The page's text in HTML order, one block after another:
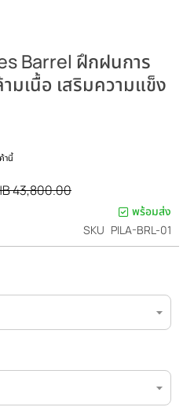
Barrel ฝึกฝนการ
มเนื้อ เสริมความแข็ง
านี้
43,800.00
พร้อมส่ง
SKU PILA-BRL-01